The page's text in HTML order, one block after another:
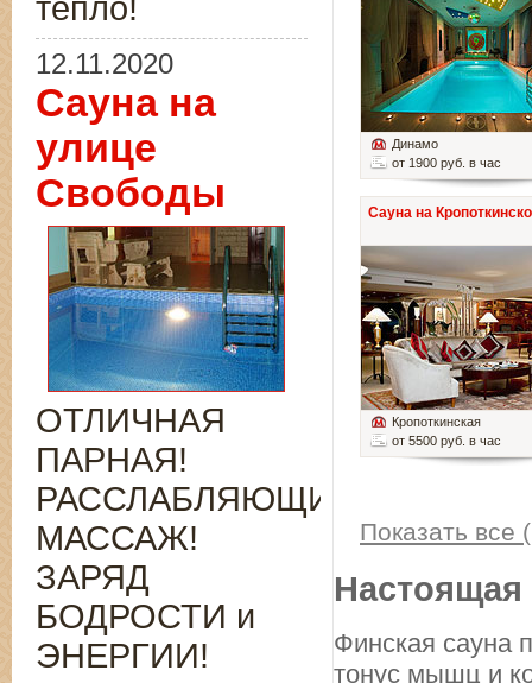
Динамо
от 1900 руб. в час
Сауна на
Кропоткинская
от 5500 руб. в час
Показать все
Финская сауна
тонус мышц и
тепло!
12.11.2020
Сауна на
улице
Свободы
ОТЛИЧНАЯ
ПАРНАЯ!
РАССЛАБЛЯЮЩИЙ
МАССАЖ!
ЗАРЯД
БОДРОСТИ и
ЭНЕРГИИ!